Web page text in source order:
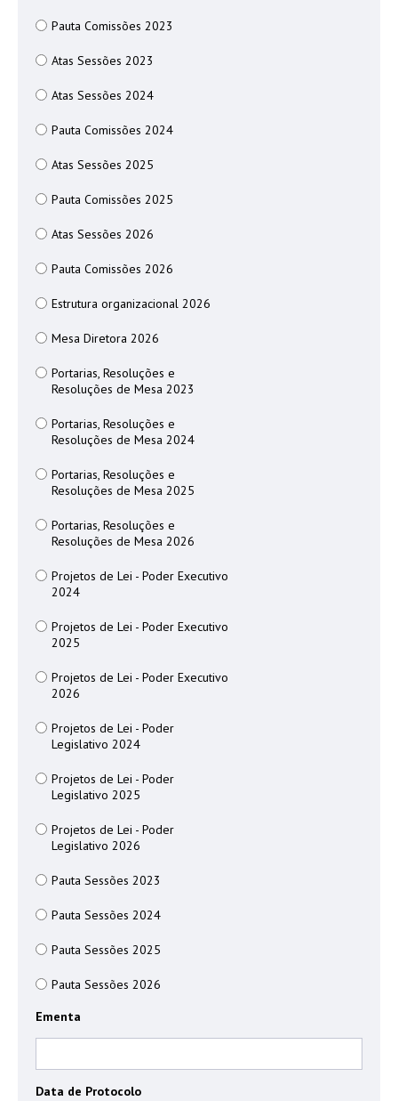
Pauta Comissões 2023
Atas Sessões 2023
Atas Sessões 2024
Pauta Comissões 2024
Atas Sessões 2025
Pauta Comissões 2025
Atas Sessões 2026
Pauta Comissões 2026
Estrutura organizacional 2026
Mesa Diretora 2026
Portarias, Resoluções e
Resoluções de Mesa 2023
Portarias, Resoluções e
Resoluções de Mesa 2024
Portarias, Resoluções e
Resoluções de Mesa 2025
Portarias, Resoluções e
Resoluções de Mesa 2026
Projetos de Lei - Poder Executivo
2024
Projetos de Lei - Poder Executivo
2025
Projetos de Lei - Poder Executivo
2026
Projetos de Lei - Poder
Legislativo 2024
Projetos de Lei - Poder
Legislativo 2025
Projetos de Lei - Poder
Legislativo 2026
Pauta Sessões 2023
Pauta Sessões 2024
Pauta Sessões 2025
Pauta Sessões 2026
Ementa
Data de Protocolo